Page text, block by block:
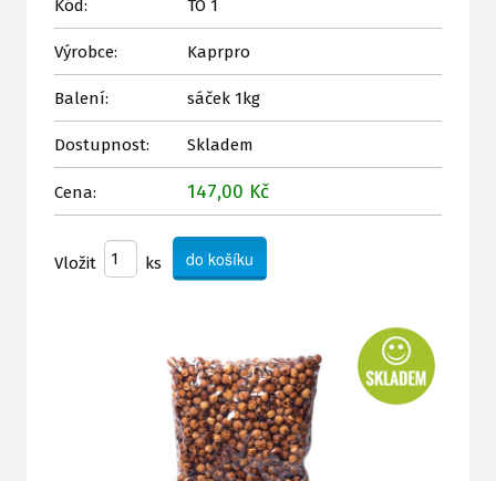
Kód: TO 1
Výrobce: Kaprpro
Balení: sáček 1kg
Dostupnost: Skladem
Cena: 147,00 Kč
Vložit ks